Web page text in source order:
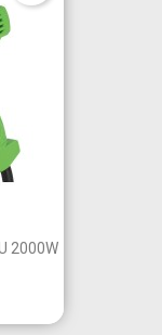
2000W